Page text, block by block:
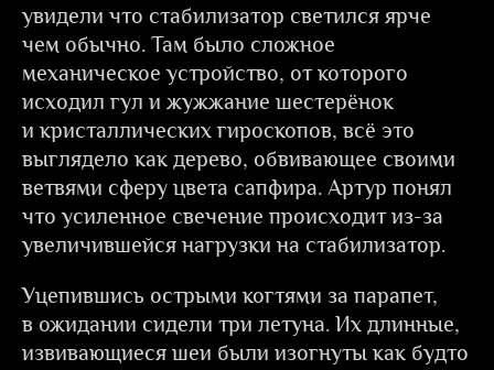
увидели что стабилизатор светился ярче
чем обычно. Там было сложное
механическое устройство, от которого
исходил гул и жужжание шестерёнок
и кристаллических гироскопов, всё это
выглядело как дерево, обвивающее своими
ветвями сферу цвета сапфира. Артур понял
что усиленное свечение происходит из-за
увеличившейся нагрузки на стабилизатор.
Уцепившись острыми когтями за парапет,
в ожидании сидели три летуна. Их длинные,
извивающиеся шеи были изогнуты как будто